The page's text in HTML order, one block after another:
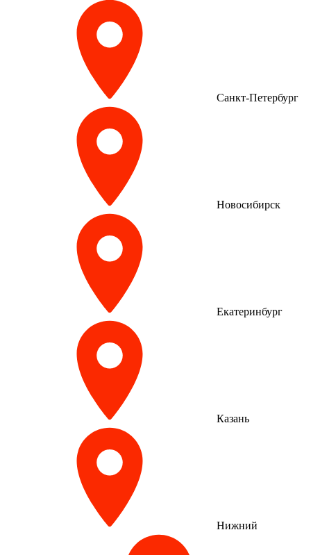
Санкт-Петербург
Новосибирск
Екатеринбург
Казань
Нижний